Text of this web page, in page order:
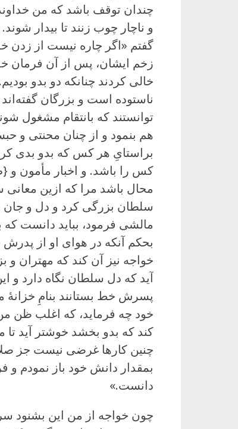
چندان توقف باشد که من
و ناچار چوب زنند تا بیدار
گفتم «اگر چاره نیست از زدن
زخم ایشان، پس از آن فرمان
خالی کردند چنانکه دو بدو
ناستوده است و بزرگان
توانستند که بانتقام مشغول
هم بنمود و از چنان محنتی و
براستایِ هر کس که بدو بدی
محال باشد مرا که ازین
سلطان بزرگی کرد و دل و جان
مالشی فرمود، بباید دانست
بحکم آنکه در هوای او از
خواجه نیز آن کند که مهتران و
آید که دل سلطان نگاه دارد و
پسرش خط بستانند بنامِ خزانهٔ
خود چه فرماید، که اغلب ظن
کند که بدو بخشد خوشتر آید تا
چنین کارها غرضی نیست جز
بمقدار دانش خود باز نمودم و
دانست.»
چون خواجه از من این بشنود